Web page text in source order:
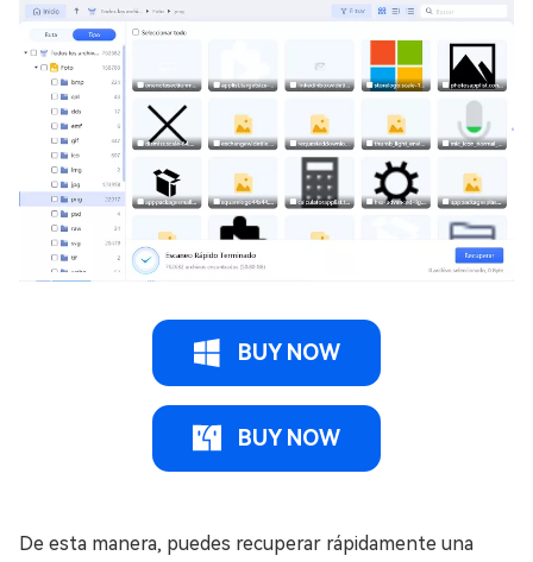
BUY NOW
BUY NOW
De esta manera, puedes recuperar rápidamente una